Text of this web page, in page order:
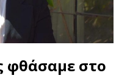
φθάσαμε στο